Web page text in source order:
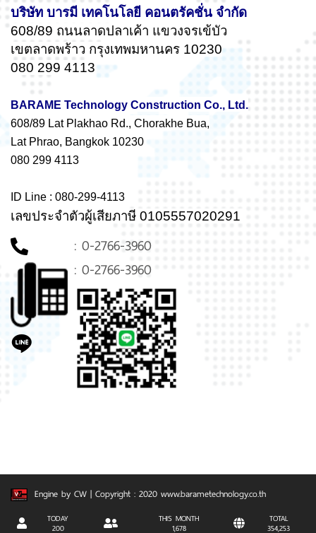
บริษัท บารมี เทคโนโลยี คอนตรัคชั่น จำกัด
608/89 ถนนลาดปลาเค้า แขวงจรเข้บัว
เขตลาดพร้าว กรุงเทพมหานคร 10230
080 299 4113
BARAME Technology Construction Co., Ltd.
608/89 Lat Plakhao Rd., Chorakhe Bua,
Lat Phrao, Bangkok 10230
080 299 4113
ID Line : 080-299-4113
เลขประจำตัวผู้เสียภาษี 0105557020291
: 0-2766-3960
: 0-2766-3960
Engine by CW | Copyright : 2020 www.barametechnology.co.th
TODAY
200
THIS MONTH
1,678
TOTAL
354,253